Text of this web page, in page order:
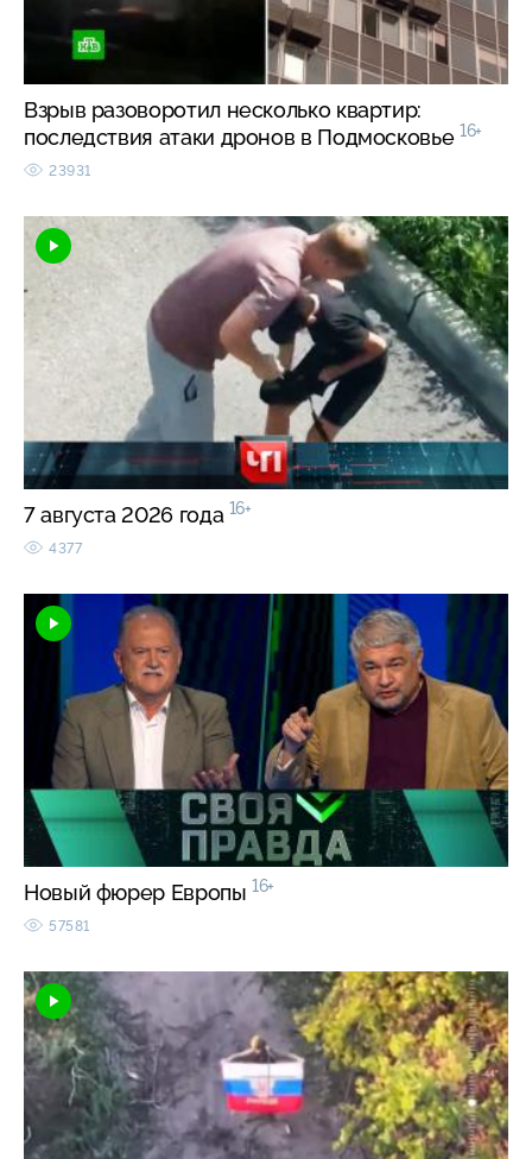
Взрыв разоворотил несколько квартир:
последствия атаки дронов в Подмосковье 16+
23931
7 августа 2026 года 16+
4377
Новый фюрер Европы 16+
57581